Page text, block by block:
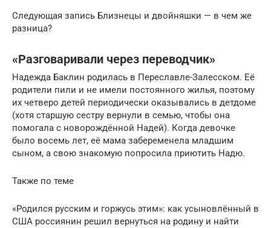
Следующая запись Близнецы и двойняшки — в чем же
разница?
«Разговаривали через переводчик»
Надежда Баклин родилась в Переславле-Залесском. Её
родители пили и не имели постоянного жилья, поэтому
их четверо детей периодически оказывались в детдоме
(хотя старшую сестру вернули в семью, чтобы она
помогала с новорождённой Надей). Когда девочке
было восемь лет, её мама забеременела младшим
сыном, а свою знакомую попросила приютить Надю.
Также по теме
«Родился русским и горжусь этим»: как усыновлённый в
США россиянин решил вернуться на родину и найти